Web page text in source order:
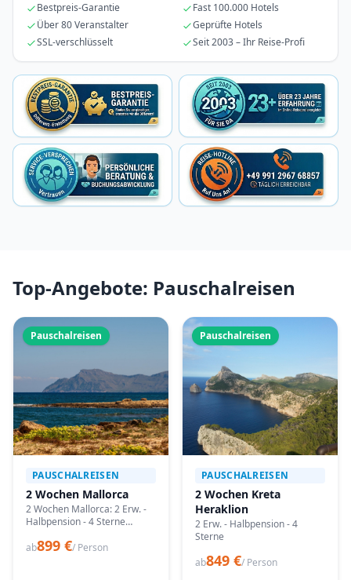
Bestpreis-Garantie
Fast 100.000 Hotels
Über 80 Veranstalter
Geprüfte Hotels
SSL-verschlüsselt
Seit 2003 – Ihr Reise-Profi
Top-Angebote: Pauschalreisen
Pauschalreisen
PAUSCHALREISEN
2 Wochen Mallorca
2 Wochen Mallorca: 2 Erw. -
Halbpension - 4 Sterne
passende Termine prüfen
ab899 €/ Person
Pauschalreisen
PAUSCHALREISEN
2 Wochen Kreta
Heraklion
2 Erw. - Halbpension - 4
Sterne
ab849 €/ Person